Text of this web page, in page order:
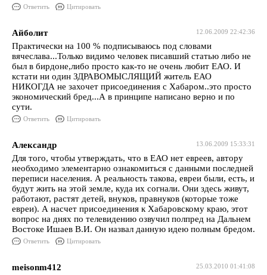
Ответить Цитировать
12.06.2009 22:42:36
Айболит
Практически на 100 % подписываюсь под словами
вячеслава...Только видимо человек писавший статью либо не
был в бирдоне,либо просто как-то не очень любит ЕАО. И
кстати ни один ЗДРАВОМЫСЛЯЩИЙ житель ЕАО
НИКОГДА не захочет присоединения с Хабаром..это просто
экономический бред...А в принципе написано верно и по
сути.
Ответить Цитировать
13.06.2009 15:33:31
Александр
Для того, чтобы утверждать, что в ЕАО нет евреев, автору
необходимо элементарно ознакомиться с данными последней
переписи населения. А реальность такова, евреи были, есть, и
будут жить на этой земле, куда их согнали. Они здесь живут,
работают, растят детей, внуков, правнуков (которые тоже
евреи). А насчет присоединения к Хабаровскому краю, этот
вопрос на днях по телевидению озвучил полпред на Дальнем
Востоке Ишаев В.И. Он назвал данную идею полным бредом.
Ответить Цитировать
25.03.2010 01:41:08
meisonm412